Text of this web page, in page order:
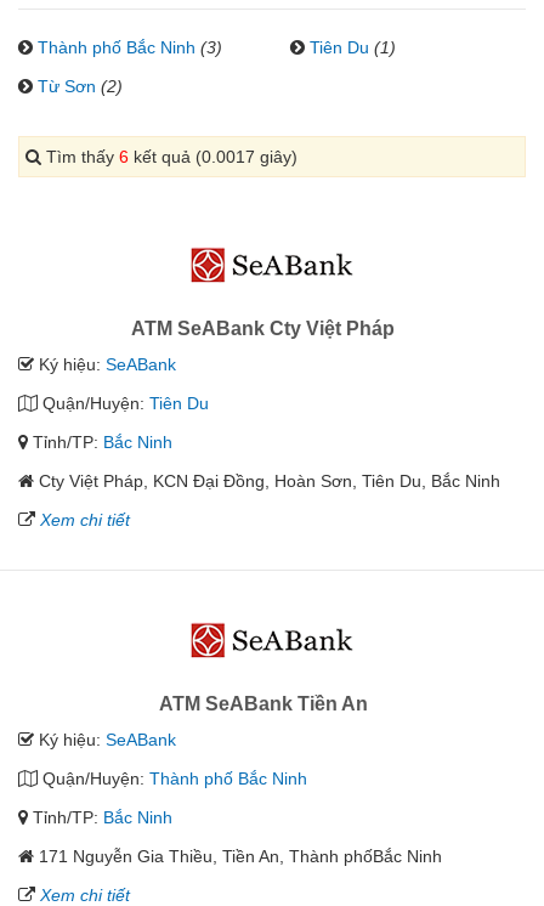
Thành phố Bắc Ninh (3) Tiên Du (1)
Từ Sơn (2)
Tìm thấy 6 kết quả (0.0017 giây)
ATM SeABank Cty Việt Pháp
Ký hiệu: SeABank
Quận/Huyện: Tiên Du
Tỉnh/TP: Bắc Ninh
Cty Việt Pháp, KCN Đại Đồng, Hoàn Sơn, Tiên Du, Bắc Ninh
Xem chi tiết
ATM SeABank Tiền An
Ký hiệu: SeABank
Quận/Huyện: Thành phố Bắc Ninh
Tỉnh/TP: Bắc Ninh
171 Nguyễn Gia Thiều, Tiền An, Thành phốBắc Ninh
Xem chi tiết